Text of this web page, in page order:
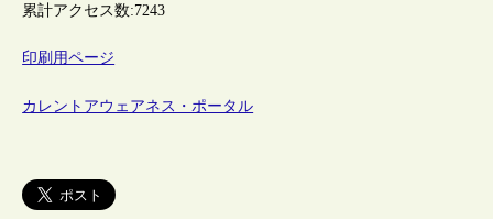
累計アクセス数:7243
印刷用ページ
カレントアウェアネス・ポータル